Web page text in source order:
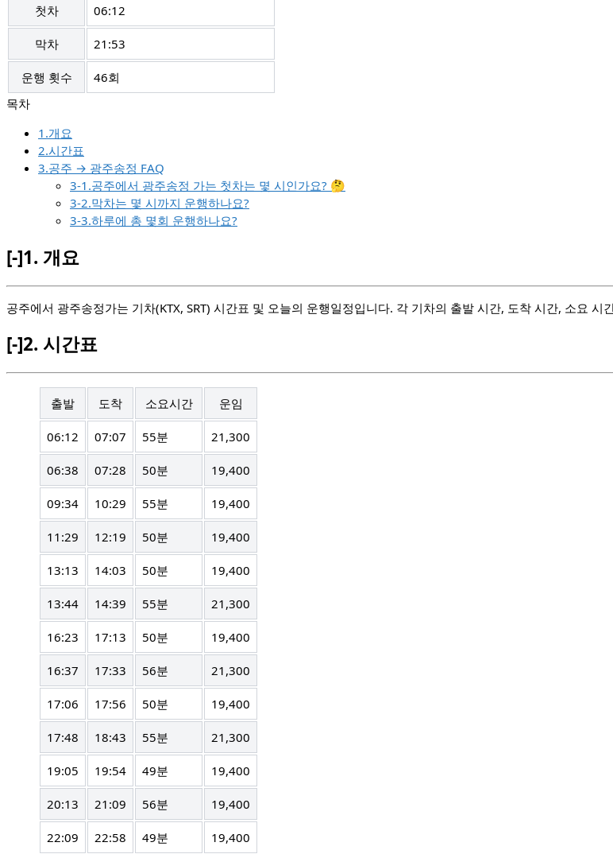
첫차 06:12
막차 21:53
운행 횟수 46회
1.개요
2.시간표
3.공주 → 광주송정 FAQ
3-1.공주에서 광주송정 가는 첫차는 몇 시인가요? 🤔
3-2.막차는 몇 시까지 운행하나요?
3-3.하루에 총 몇회 운행하나요?
[-]1. 개요
공주에서 광주송정가는 기차(KTX, SRT) 시간표 및 오늘의 운행일정입니다. 각 기차의 출발 시간, 도착 시간, 소요 시
[-]2. 시간표
출발 도착 소요시간 운임
06:12 07:07 55분 21,300
06:38 07:28 50분 19,400
09:34 10:29 55분 19,400
11:29 12:19 50분 19,400
13:13 14:03 50분 19,400
13:44 14:39 55분 21,300
16:23 17:13 50분 19,400
16:37 17:33 56분 21,300
17:06 17:56 50분 19,400
17:48 18:43 55분 21,300
19:05 19:54 49분 19,400
20:13 21:09 56분 19,400
22:09 22:58 49분 19,400